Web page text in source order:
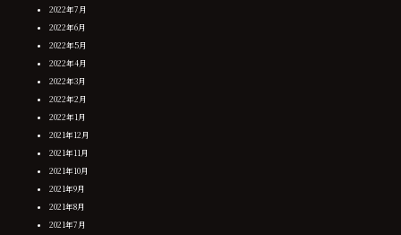
2022年7月
2022年6月
2022年5月
2022年4月
2022年3月
2022年2月
2022年1月
2021年12月
2021年11月
2021年10月
2021年9月
2021年8月
2021年7月